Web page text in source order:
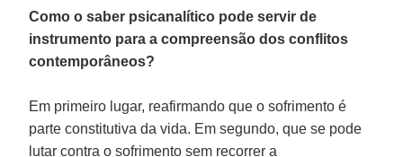
Como o saber psicanalítico pode servir de
instrumento para a compreensão dos conflitos
contemporâneos?
Em primeiro lugar, reafirmando que o sofrimento é
parte constitutiva da vida. Em segundo, que se pode
lutar contra o sofrimento sem recorrer a